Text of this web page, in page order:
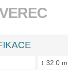
↕ 32.0